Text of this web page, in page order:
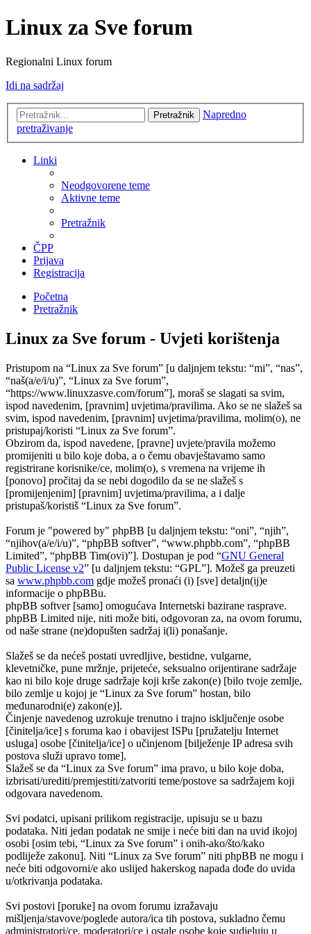
Linux za Sve forum
Regionalni Linux forum
Idi na sadržaj
Pretražnik
Napredno
pretraživanje
Linki
Neodgovorene teme
Aktivne teme
Pretražnik
ČPP
Prijava
Registracija
Početna
Pretražnik
Linux za Sve forum - Uvjeti korištenja
Pristupom na “Linux za Sve forum” [u daljnjem tekstu: “mi”, “nas”,
“naš(a/e/i/u)”, “Linux za Sve forum”,
“https://www.linuxzasve.com/forum”], moraš se slagati sa svim,
ispod navedenim, [pravnim] uvjetima/pravilima. Ako se ne slažeš sa
svim, ispod navedenim, [pravnim] uvjetima/pravilima, molim(o), ne
pristupaj/koristi “Linux za Sve forum”.
Obzirom da, ispod navedene, [pravne] uvjete/pravila možemo
promijeniti u bilo koje doba, a o čemu obavještavamo samo
registrirane korisnike/ce, molim(o), s vremena na vrijeme ih
[ponovo] pročitaj da se nebi dogodilo da se ne slažeš s
[promijenjenim] [pravnim] uvjetima/pravilima, a i dalje
pristupaš/koristiš “Linux za Sve forum”.
Forum je "powered by" phpBB [u daljnjem tekstu: “oni”, “njih”,
“njihov(a/e/i/u)”, “phpBB softver”, “www.phpbb.com”, “phpBB
Limited”, “phpBB Tim(ovi)”]. Dostupan je pod “GNU General
Public License v2” [u daljnjem tekstu: “GPL”]. Možeš ga preuzeti
sa www.phpbb.com gdje možeš pronaći (i) [sve] detaljn(ij)e
informacije o phpBBu.
phpBB softver [samo] omogućava Internetski bazirane rasprave.
phpBB Limited nije, niti može biti, odgovoran za, na ovom forumu,
od naše strane (ne)dopušten sadržaj i(li) ponašanje.
Slažeš se da nećeš postati uvredljive, bestidne, vulgarne,
klevetničke, pune mržnje, prijeteće, seksualno orijentirane sadržaje
kao ni bilo koje druge sadržaje koji krše zakon(e) [bilo tvoje zemlje,
bilo zemlje u kojoj je “Linux za Sve forum” hostan, bilo
međunarodni(e) zakon(e)].
Činjenje navedenog uzrokuje trenutno i trajno isključenje osobe
[činitelja/ice] s foruma kao i obavijest ISPu [pružatelju Internet
usluga] osobe [činitelja/ice] o učinjenom [bilježenje IP adresa svih
postova služi upravo tome].
Slažeš se da “Linux za Sve forum” ima pravo, u bilo koje doba,
izbrisati/urediti/premjestiti/zatvoriti teme/postove sa sadržajem koji
odgovara navedenom.
Svi podatci, upisani prilikom registracije, upisuju se u bazu
podataka. Niti jedan podatak ne smije i neće biti dan na uvid ikojoj
osobi [osim tebi, “Linux za Sve forum” i onih-ako/što/kako
podliježe zakonu]. Niti “Linux za Sve forum” niti phpBB ne mogu i
neće biti odgovorni/e ako uslijed hakerskog napada dođe do uvida
u/otkrivanja podataka.
Svi postovi [poruke] na ovom forumu izražavaju
mišljenja/stavove/poglede autora/ica tih postova, sukladno čemu
administratori/ce, moderatori/ce i ostale osobe koje sudjeluju u